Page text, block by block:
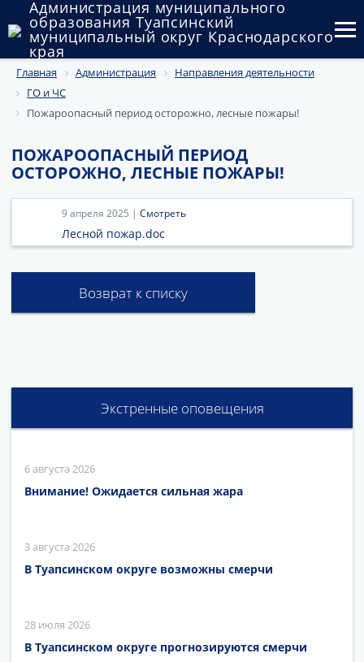
Администрация муниципального
образования Туапсинский
муниципальный округ Краснодарского
края
Округ
Администрация
Муниципальные закупки
Государственный и муниципальный контроль
Муниципальное имущество
Документы
Главная Администрация
Направления деятельности
ГО и ЧС
Пожароопасный период осторожно, лесные пожары!
ПОЖАРООПАСНЫЙ ПЕРИОД
ОСТОРОЖНО, ЛЕСНЫЕ ПОЖАРЫ!
9 апреля 2025 | Смотреть
Лесной пожар.doc
Возврат к списку
Экстренные оповещения
6 августа 2026
Внимание! Ожидается сильная жара
3 августа 2026
В Туапсинском округе возможны смерчи
28 июля 2026
В Туапсинском округе прогнозируются смерчи